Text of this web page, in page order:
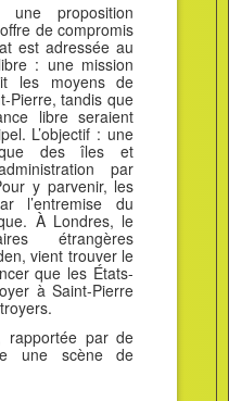
proposition
de compromis
est adressée au
: une mission
les moyens de
Pierre, tandis que
libre seraient
L’objectif : une
des îles et
par
y parvenir, les
l’entremise du
À Londres, le
étrangères
vient trouver le
que les États-
à Saint-Pierre
rapportée par de
une scène de